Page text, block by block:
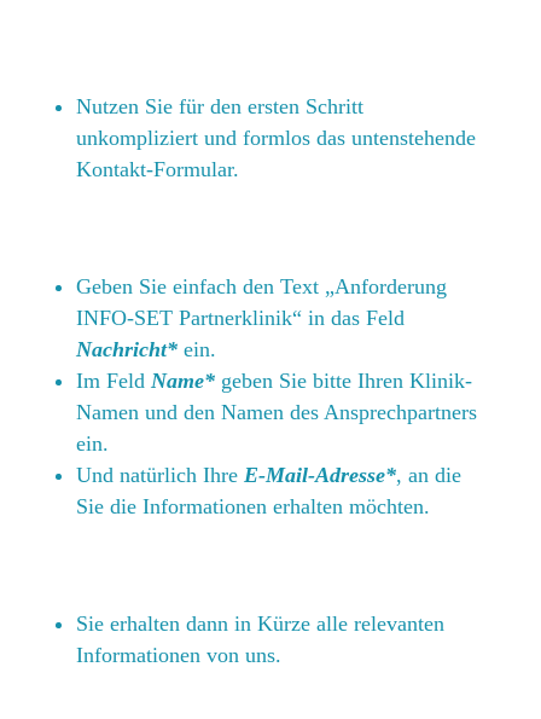
Nutzen Sie für den ersten Schritt
unkompliziert und formlos das untenstehende
Kontakt-Formular.
Geben Sie einfach den Text „Anforderung
INFO-SET Partnerklinik“ in das Feld
Nachricht* ein.
Im Feld Name*geben Sie bitte Ihren Klinik-
Namen und den Namen des Ansprechpartners
ein.
Und natürlich Ihre E-Mail-Adresse*, an die
Sie die Informationen erhalten möchten.
Sie erhalten dann in Kürze alle relevanten
Informationen von uns.